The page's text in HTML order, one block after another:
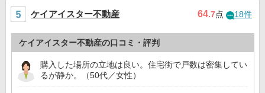
ケイアイスター不動産 64.7点 18件
ケイアイスター不動産の口コミ・評判
購入した場所の立地は良い。住宅街で戸数は密集してい
るが静か。（50代／女性）